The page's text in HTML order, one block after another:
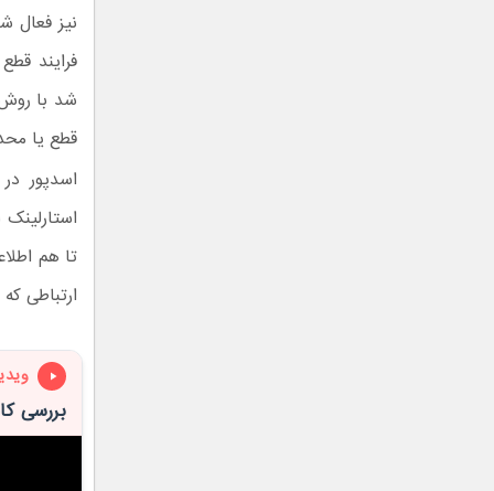
نیز فعال
فرایند
شد با
قطع یا
اسدپور
تا هم
ارتباطی
بررسی